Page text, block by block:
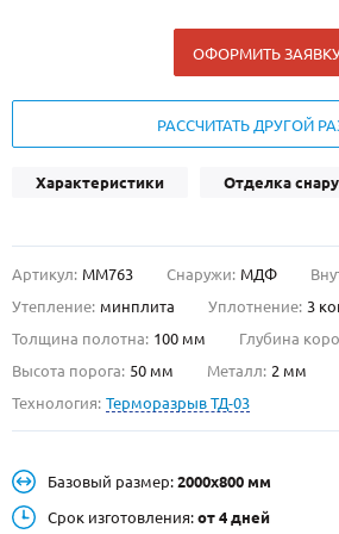
ДОСТАВКА
О НАС
Металлические двери от производителя с
НАЙТИ:
ПН-СБ - с 9:00 до 21:00, ВС
ОФОРМИТЬ
РАССЧИТАТЬ ДРУГОЙ
Характеристики Отделка
Артикул: ММ763 Снаружи: МДФ
Утепление: минплита Уплотнение: 3
Толщина полотна: 100 мм Глубина
Высота порога: 50 мм Металл: 2 мм
Технология: Терморазрыв ТД-03
Базовый размер: 2000х800 мм
Срок изготовления: от 4 дней